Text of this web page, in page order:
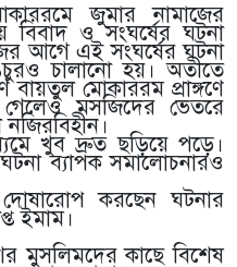
জুমার নামাজের
বিবাদ ও সংঘর্ষের ঘটনা
আগে এই সংঘর্ষের ঘটনা
চালানো হয়। অতীতে
বায়তুল মোকাররম প্রাঙ্গণে
গেলেও মসজিদের ভেতরে
খুব দ্রুত ছড়িয়ে পড়ে।
ব্যাপক সমালোচনারও
করছেন ঘটনার
ইমাম।
মুসলিমদের কাছে বিশেষ